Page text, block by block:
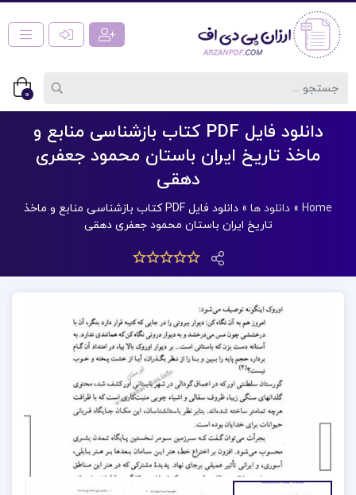
0
دانلود فایل PDF کتاب بازشناسی منابع و
ماخذ تاریخ ایران باستان محمود جعفری
دهقی
Home
» دانلود ها »
دانلود فایل PDF کتاب بازشناسی منابع و ماخذ
تاریخ ایران باستان محمود جعفری دهقی